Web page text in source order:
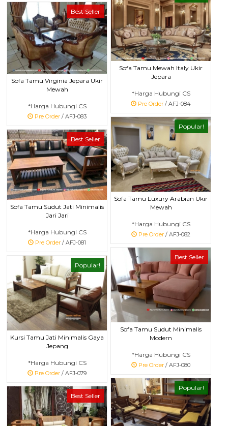
Sofa Tamu Mewah Italy Ukir
Jepara
*Harga Hubungi CS
Pre Order / AFJ-084
Best Seller
Sofa Tamu Virginia Jepara Ukir
Mewah
*Harga Hubungi CS
Pre Order / AFJ-083
Popular!
Sofa Tamu Luxury Arabian Ukir
Mewah
*Harga Hubungi CS
Pre Order / AFJ-082
Best Seller
Sofa Tamu Sudut Jati Minimalis
Jari Jari
*Harga Hubungi CS
Pre Order / AFJ-081
Best Seller
Sofa Tamu Sudut Minimalis
Modern
*Harga Hubungi CS
Pre Order / AFJ-080
Popular!
Kursi Tamu Jati Minimalis Gaya
Jepang
*Harga Hubungi CS
Pre Order / AFJ-079
Popular!
Best Seller